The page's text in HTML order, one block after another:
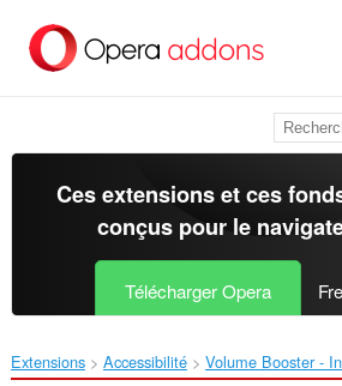
contenu
Ces extensions et ces
conçus pour le
Télécharger Opera
Extensions Accessibilité Volume Booster -